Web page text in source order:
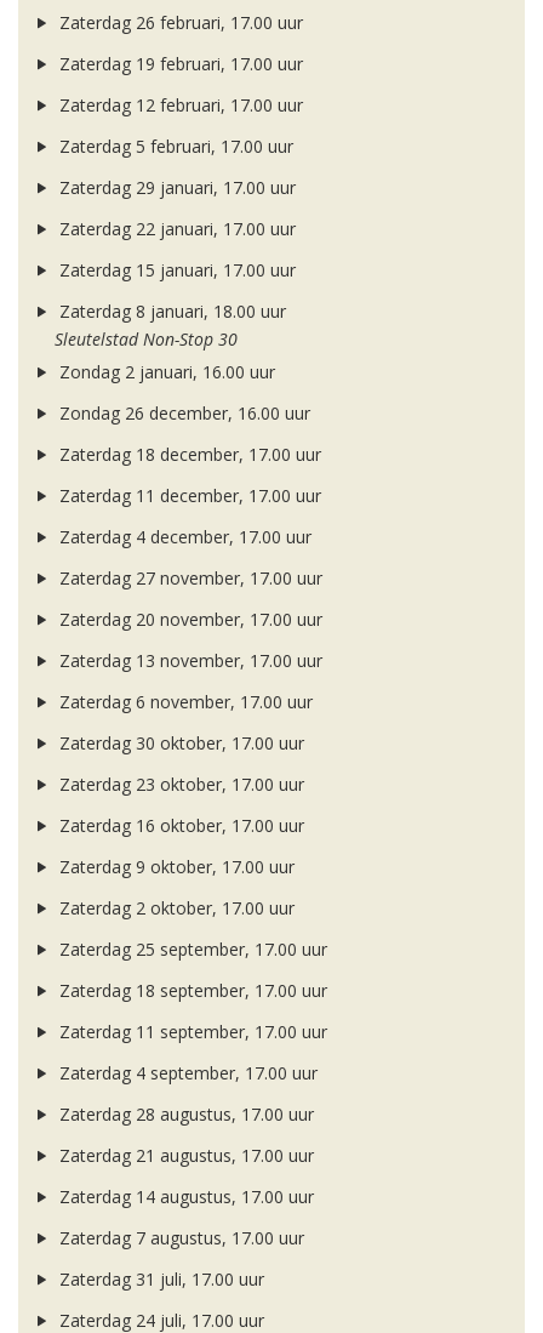
Zaterdag 26 februari, 17.00 uur
Zaterdag 19 februari, 17.00 uur
Zaterdag 12 februari, 17.00 uur
Zaterdag 5 februari, 17.00 uur
Zaterdag 29 januari, 17.00 uur
Zaterdag 22 januari, 17.00 uur
Zaterdag 15 januari, 17.00 uur
Zaterdag 8 januari, 18.00 uur
Sleutelstad Non-Stop 30
Zondag 2 januari, 16.00 uur
Zondag 26 december, 16.00 uur
Zaterdag 18 december, 17.00 uur
Zaterdag 11 december, 17.00 uur
Zaterdag 4 december, 17.00 uur
Zaterdag 27 november, 17.00 uur
Zaterdag 20 november, 17.00 uur
Zaterdag 13 november, 17.00 uur
Zaterdag 6 november, 17.00 uur
Zaterdag 30 oktober, 17.00 uur
Zaterdag 23 oktober, 17.00 uur
Zaterdag 16 oktober, 17.00 uur
Zaterdag 9 oktober, 17.00 uur
Zaterdag 2 oktober, 17.00 uur
Zaterdag 25 september, 17.00 uur
Zaterdag 18 september, 17.00 uur
Zaterdag 11 september, 17.00 uur
Zaterdag 4 september, 17.00 uur
Zaterdag 28 augustus, 17.00 uur
Zaterdag 21 augustus, 17.00 uur
Zaterdag 14 augustus, 17.00 uur
Zaterdag 7 augustus, 17.00 uur
Zaterdag 31 juli, 17.00 uur
Zaterdag 24 juli, 17.00 uur